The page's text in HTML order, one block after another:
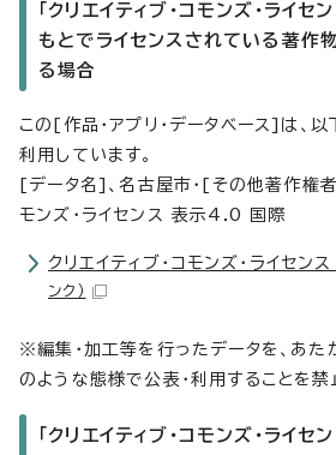
「クリエイティブ・コモンズ・ライ
もとでライセンスされている著作
る場合
この[作品・アプリ・データベース]は、
利用しています。
[データ名]、名古屋市・[その他著作権者
モンズ・ライセンス 表示4.0 国際
クリエイティブ・コモンズ・ライセ
ンク）
※編集・加工等を行ったデータを、あた
のような態様で公表・利用することを禁
「クリエイティブ・コモンズ・ライ